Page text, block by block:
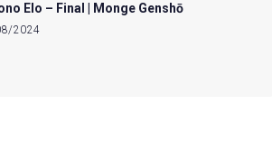
Elo – Final | Monge Genshō
2024